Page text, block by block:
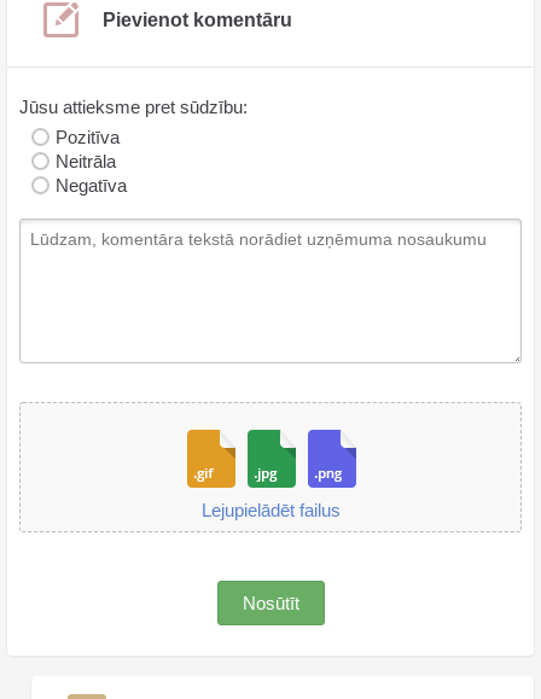
Pievienot komentāru
Jūsu attieksme pret sūdzību:
Pozitīva
Neitrāla
Negatīva
Lejupielādēt failus
Nosūtīt